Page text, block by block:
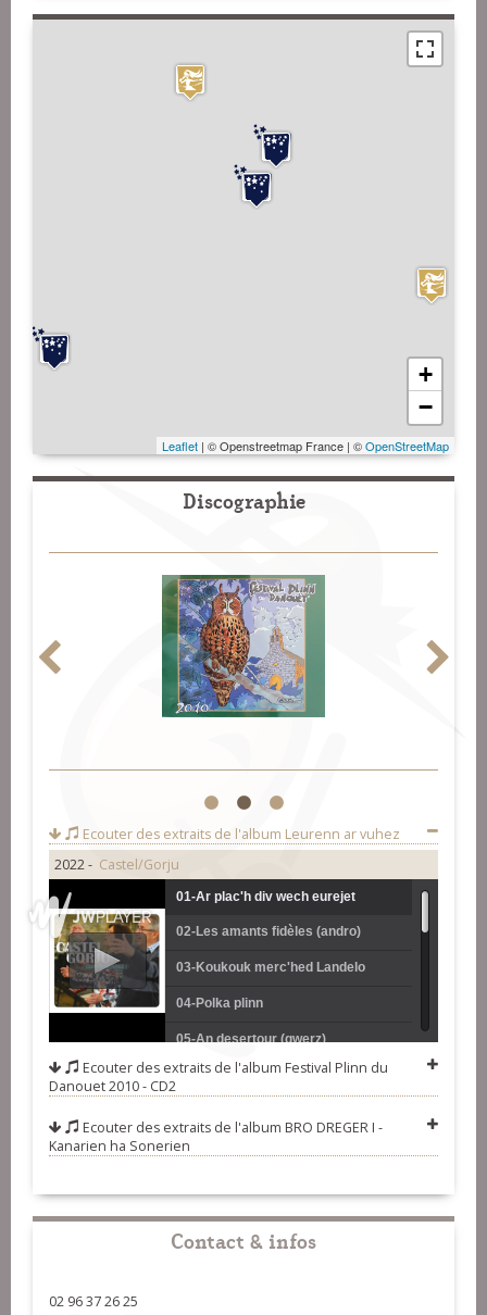
+
−
Leaflet | © Openstreetmap France | ©OpenStreetMap
Discographie
1 2 3
Ecouter des extraits de l'album Leurenn ar vuhez
2022 - Castel/Gorju
01-Ar plac'h div wech eurejet
(marche)
02-Les amants fidèles (andro)
03-Koukouk merc'hed Landelo
(chanson)
04-Polka plinn
05-An desertour (gwerz)
06-A la cour du palais (chanson)
simpl)
08-An ti bihan (gavotte tamm kreiz)
10-Ar boked eured (gwerz)
Ecouter des extraits de l'album Festival Plinn du
Danouet 2010 - CD2
Ecouter des extraits de l'album BRO DREGER I -
Kanarien ha Sonerien
Contact & infos
02 96 37 26 25